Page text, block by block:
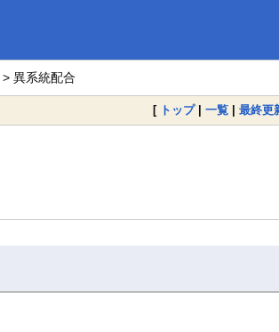
> 異系統配合
[ トップ| 一覧 | 最終更